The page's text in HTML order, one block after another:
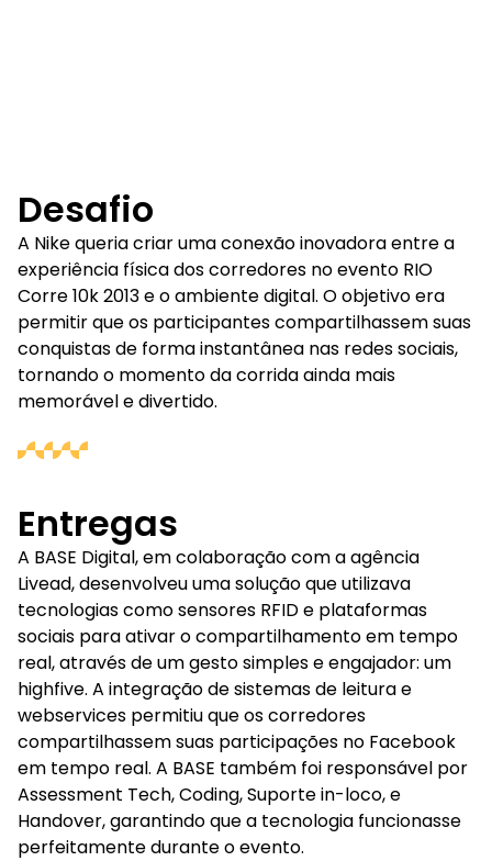
Desafio
A Nike queria criar uma conexão inovadora entre a
experiência física dos corredores no evento RIO
Corre 10k 2013 e o ambiente digital. O objetivo era
permitir que os participantes compartilhassem suas
conquistas de forma instantânea nas redes sociais,
tornando o momento da corrida ainda mais
memorável e divertido.
Entregas
A BASE Digital, em colaboração com a agência
Livead, desenvolveu uma solução que utilizava
tecnologias como sensores RFID e plataformas
sociais para ativar o compartilhamento em tempo
real, através de um gesto simples e engajador: um
highfive. A integração de sistemas de leitura e
webservices permitiu que os corredores
compartilhassem suas participações no Facebook
em tempo real. A BASE também foi responsável por
Assessment Tech, Coding, Suporte in-loco, e
Handover, garantindo que a tecnologia funcionasse
perfeitamente durante o evento.